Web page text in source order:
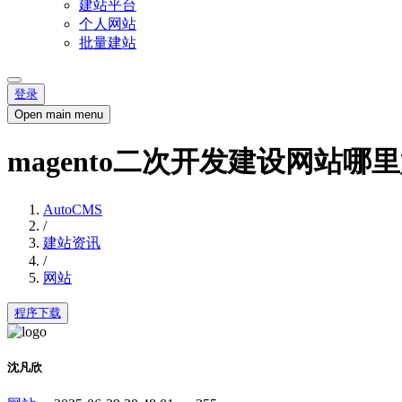
建站平台
个人网站
批量建站
登录
Open main menu
magento二次开发建设网站哪
AutoCMS
/
建站资讯
/
网站
程序下载
沈凡欣